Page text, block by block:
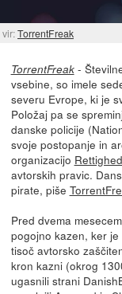
vir:TorrentFreak
TorrentFreak-
vsebine, so imele
severu Evrope, ki je
Položaj pa se
danske policije
svoje postopanje in
organizacijo
avtorskih pravic.
pirate, piše
Pred dvema
pogojno kazen, ker
tisoč avtorsko
kron kazni (okrog
ugasnili strani